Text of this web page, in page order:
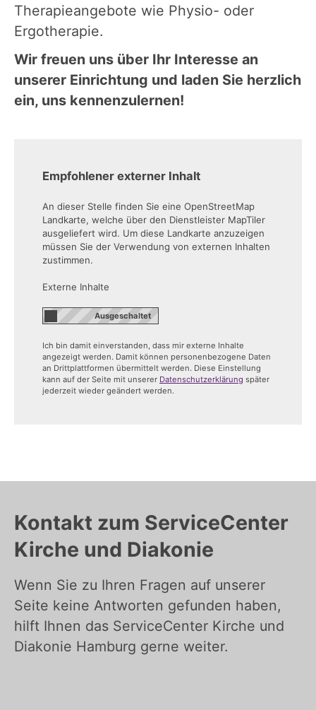
Therapieangebote wie Physio- oder
Ergotherapie.
Wir freuen uns über Ihr Interesse an
unserer Einrichtung und laden Sie herzlich
ein, uns kennenzulernen!
Empfohlener externer Inhalt
An dieser Stelle finden Sie eine OpenStreetMap
Landkarte, welche über den Dienstleister MapTiler
ausgeliefert wird. Um diese Landkarte anzuzeigen
müssen Sie der Verwendung von externen Inhalten
zustimmen.
Externe Inhalte
Ich bin damit einverstanden, dass mir externe Inhalte
angezeigt werden. Damit können personenbezogene Daten
an Drittplattformen übermittelt werden. Diese Einstellung
kann auf der Seite mit unserer Datenschutzerklärung später
jederzeit wieder geändert werden.
Kontakt zum ServiceCenter
Kirche und Diakonie
Wenn Sie zu Ihren Fragen auf unserer
Seite keine Antworten gefunden haben,
hilft Ihnen das ServiceCenter Kirche und
Diakonie Hamburg gerne weiter.